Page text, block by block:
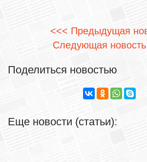
<<< Предыдущая
Следующая
Поделиться новостью
Еще новости (статьи):